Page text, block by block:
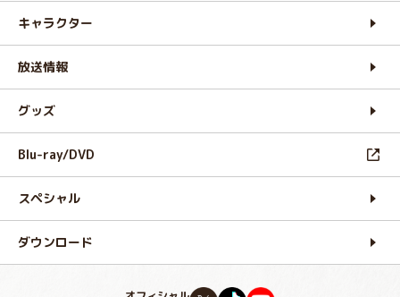
キャラクター
放送情報
グッズ
Blu-ray/DVD
スペシャル
ダウンロード